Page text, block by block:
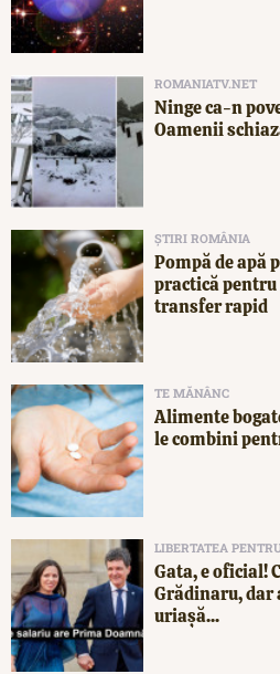
ROMANIATV.NET
Ninge ca-n
Oamenii
ȘTIRI ROMÂNIA
Pompă de apă
practică
transfer rapid
TE MĂNÂNC
Alimente
le combini
LIBERTATEA
Gata, e oficial!
Grădinaru, dar
uriașă...